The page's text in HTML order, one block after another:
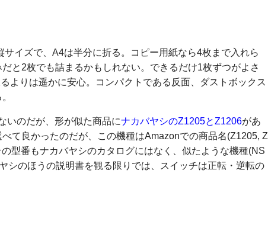
イズで、A4は半分に折る。コピー用紙なら4枚まで入れら
と2枚でも詰まるかもしれない。できるだけ1枚ずつがよさ
よりは遥かに安心。コンパクトである反面、ダストボックス
いのだが、形が似た商品にナカバヤシのZ1205とZ1206があ
て良かったのだが、この機種はAmazonでの商品名(Z1205, Z
型番もナカバヤシのカタログにはなく、似たような機種(NS
シのほうの説明書を観る限りでは、スイッチは正転・逆転の